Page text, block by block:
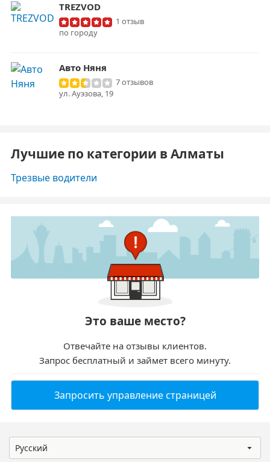
TREZVOD
1 отзыв
по городу
Авто Няня
7 отзывов
ул. Ауэзова, 19
Лучшие по категории в Алматы
Трезвые водители
Это ваше место?
Отвечайте на отзывы клиентов.
Запрос бесплатный и займет всего минуту.
Запросить управление страницей
Русский